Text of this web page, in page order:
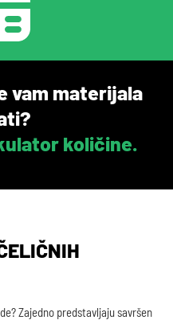
vam materijala
količine.
Zajedno predstavljaju savršen